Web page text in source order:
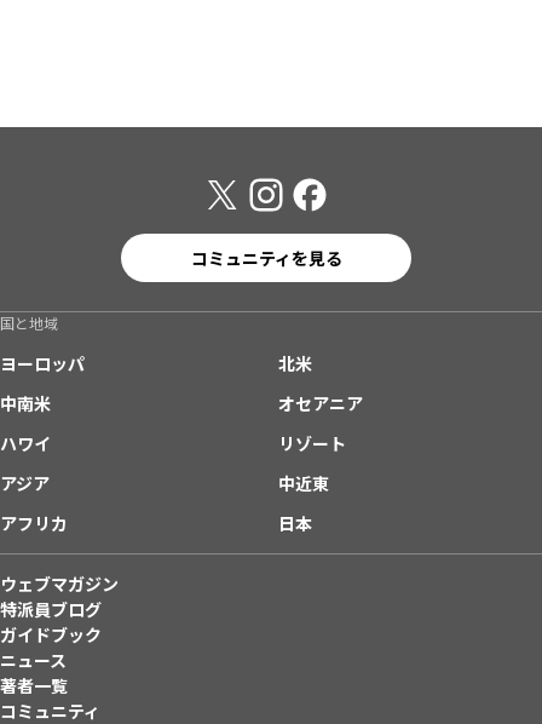
コミュニティを見る
国と地域
ヨーロッパ
北米
中南米
オセアニア
ハワイ
リゾート
アジア
中近東
アフリカ
日本
ウェブマガジン
特派員ブログ
ガイドブック
ニュース
著者一覧
コミュニティ